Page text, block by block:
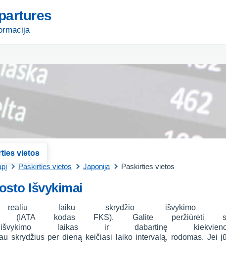
vietos
Paskirties vietos Japonija Paskirties vietos
Išvykimai
laiku skrydžio išvykimo
(IATA kodas FKS). Galite peržiūrėti
laikas ir dabartinę
skrydžius per dieną keičiasi laiko intervalą, rodomas. Jei